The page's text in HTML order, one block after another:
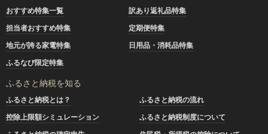
おすすめ特集一覧
訳あり返礼品特集
担当者おすすめ特集
定期便特集
地元が誇る家電特集
日用品・消耗品特集
ふるなび限定特集
ふるさと納税を知る
ふるさと納税とは？
ふるさと納税の流れ
控除上限額シミュレーション
ふるさと納税制度について